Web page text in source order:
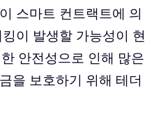
스마트 컨트랙트에 의
이 발생할 가능성이 현
안전성으로 인해 많은
을 보호하기 위해 테더